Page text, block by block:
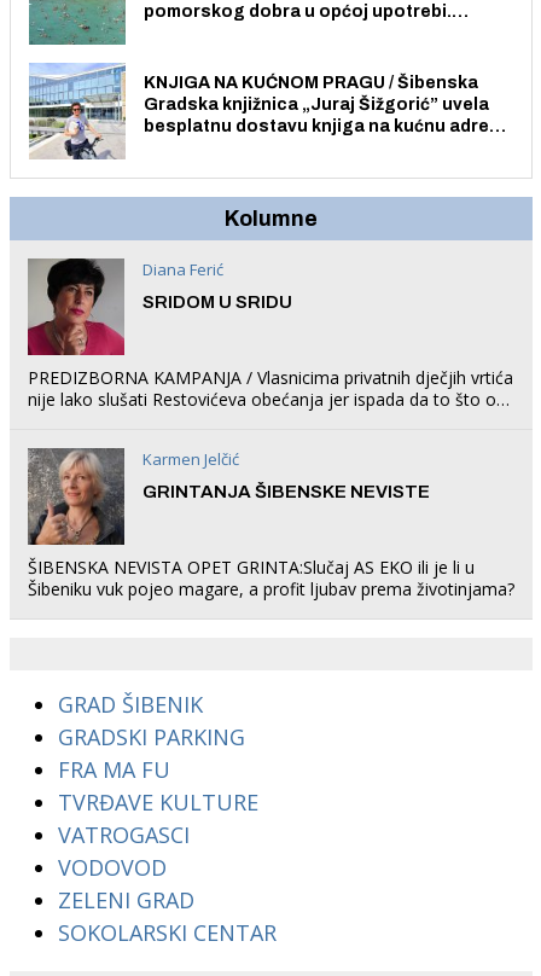
pomorskog dobra u općoj upotrebi.
KNJIGA NA KUĆNOM PRAGU / Šibenska
Gradska knjižnica „Juraj Šižgorić” uvela
besplatnu dostavu knjiga na kućnu adresu
Kolumne
Diana Ferić
SRIDOM U SRIDU
PREDIZBORNA KAMPANJA / Vlasnicima privatnih dječjih vrtića
nije lako slušati Restovićeva obećanja jer ispada da to što oni
Karmen Jelčić
GRINTANJA ŠIBENSKE NEVISTE
ŠIBENSKA NEVISTA OPET GRINTA:Slučaj AS EKO ili je li u
Šibeniku vuk pojeo magare, a profit ljubav prema životinjama?
GRAD ŠIBENIK
GRADSKI PARKING
FRA MA FU
TVRĐAVE KULTURE
VATROGASCI
VODOVOD
ZELENI GRAD
SOKOLARSKI CENTAR